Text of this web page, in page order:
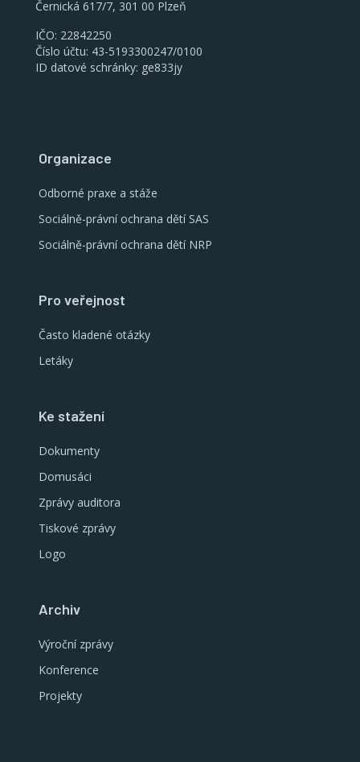
Černická 617/7, 301 00 Plzeň
IČO: 22842250
Číslo účtu: 43-5193300247/0100
ID datové schránky: ge833jy
Organizace
Odborné praxe a stáže
Sociálně-právní ochrana dětí SAS
Sociálně-právní ochrana dětí NRP
Pro veřejnost
Často kladené otázky
Letáky
Ke stažení
Dokumenty
Domusáci
Zprávy auditora
Tiskové zprávy
Logo
Archiv
Výroční zprávy
Konference
Projekty